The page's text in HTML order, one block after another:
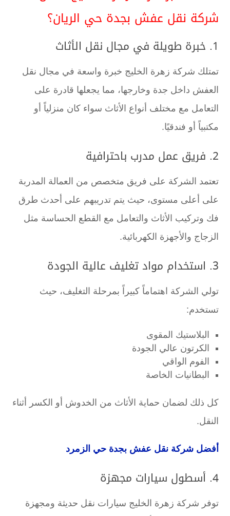
شركة نقل عفش بجدة حي الريان؟
1. خبرة طويلة في مجال نقل الأثاث
تمتلك شركة زهرة الخليج خبرة واسعة في مجال نقل
العفش داخل جدة وخارجها، مما يجعلها قادرة على
التعامل مع مختلف أنواع الأثاث سواء كان منزلياً أو
مكتبياً أو فندقيًا.
2. فريق عمل مدرب باحترافية
تعتمد الشركة على فريق متخصص من العمالة المدربة
على أعلى مستوى، حيث يتم تدريبهم على أحدث طرق
فك وتركيب الأثاث والتعامل مع القطع الحساسة مثل
الزجاج والأجهزة الكهربائية.
3. استخدام مواد تغليف عالية الجودة
تولي الشركة اهتماماً كبيراً بمرحلة التغليف، حيث
تستخدم:
البلاستيك المقوى
الكرتون عالي الجودة
الفوم الواقي
البطانيات الخاصة
كل ذلك لضمان حماية الأثاث من الخدوش أو الكسر أثناء
النقل.
أفضل شركة نقل عفش بجدة حي الزمرد
4. أسطول سيارات مجهزة
توفر شركة زهرة الخليج سيارات نقل حديثة ومجهزة